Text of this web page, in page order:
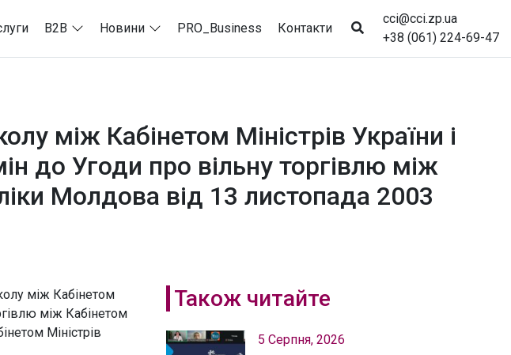
B2B Новини PRO_Business Контакти
cci@cci.zp.ua
+38 (061) 224-69-47
між Кабінетом Міністрів України і
до Угоди про вільну торгівлю між
Молдова від 13 листопада 2003
між Кабінетом
між Кабінетом
Міністрів
Також читайте
5 Серпня, 2026